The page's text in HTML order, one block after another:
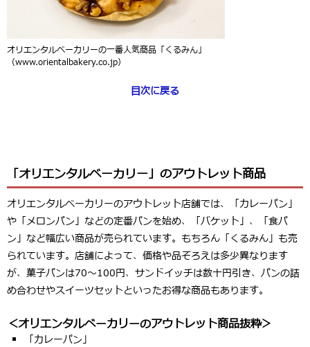
オリエンタルベーカリーの一番人気商品「くるみん」
（www.orientalbakery.co.jp）
目次に戻る
「オリエンタルベーカリー」のアウトレット商品
オリエンタルベーカリーのアウトレット店舗では、「カレーパン」
や「メロンパン」などの定番パンを始め、「バケット」、「食パ
ン」など幅広い商品が売られています。もちろん「くるみん」も売
られています。店舗によって、価格や品ぞろえは多少異なります
が、菓子パンは70～100円、サンドイッチは数十円引き、パンの詰
め合わせやスイーツセットといったお得な商品もあります。
＜オリエンタルベーカリーのアウトレット商品抜粋＞
「カレーパン」